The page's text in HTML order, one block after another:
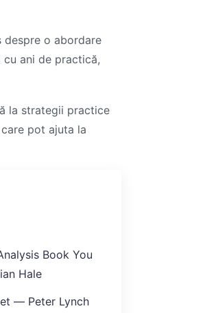
despre o abordare
ani de practică,
la strategii practice
pot ajuta la
Book You
Hale
— Peter Lynch